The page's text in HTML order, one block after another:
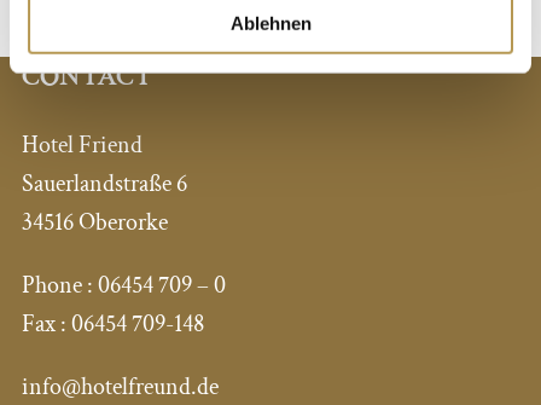
Ablehnen
CONTACT
Hotel Friend
Sauerlandstraße 6
34516 Oberorke
Phone :06454 709 – 0
Fax :06454 709-148
info@hotelfreund.de